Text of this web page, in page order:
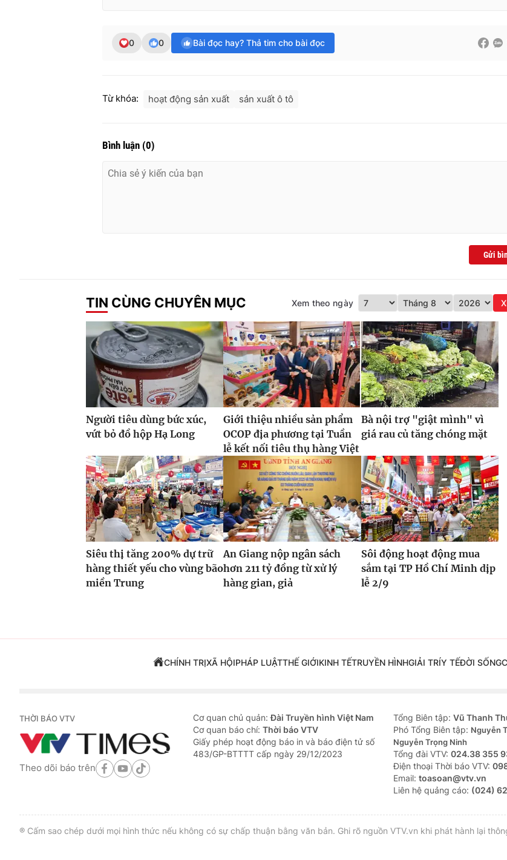
0 0 Bài đọc hay? Thả tim cho bài đọc
Từ khóa: hoạt động sản xuất sản xuất ô tô
Bình luận (0)
Gửi
TIN CÙNG CHUYÊN MỤC Xem theo ngày
Người tiêu dùng bức xúc,
vứt bỏ đồ hộp Hạ Long
Giới thiệu nhiều sản phẩm
OCOP địa phương tại Tuần
lễ kết nối tiêu thụ hàng Việt
Bà nội trợ "giật mình" vì
giá rau củ tăng chóng mặt
Siêu thị tăng 200% dự trữ
hàng thiết yếu cho vùng bão
miền Trung
An Giang nộp ngân sách
hơn 211 tỷ đồng từ xử lý
hàng gian, giả
Sôi động hoạt động mua
sắm tại TP Hồ Chí Minh dịp
lễ 2/9
CHÍNH TRỊXÃ HỘIPHÁP LUẬTTHẾ GIỚIKINH TẾTRUYỀN HÌNHGIẢI TRÍY TẾĐỜI SỐNG
THỜI BÁO VTV
Theo dõi báo trên
Cơ quan chủ quản:Đài Truyền hình Việt Nam
Cơ quan báo chí: Thời báo VTV
Giấy phép hoạt động báo in và báo điện tử số
483/GP-BTTTT cấp ngày 29/12/2023
Tổng Biên tập: Vũ Thanh
Phó Tổng Biên tập: Nguyễn
Nguyễn Trọng Ninh
Tổng đài VTV: 024.38 355
Ðiện thoại Thời báo VTV:
Email: toasoan@vtv.vn
Liên hệ quảng cáo: (024)
® Cấm sao chép dưới mọi hình thức nếu không có sự chấp thuận bằng văn bản. Ghi rõ nguồn VTV.vn khi phát hành lại